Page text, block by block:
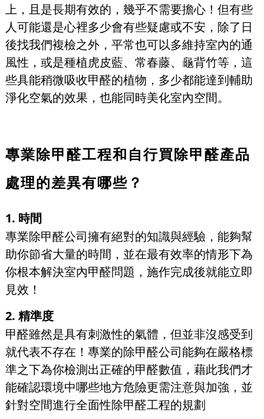
上，且是長期有效的，幾乎不需要擔心！但有些
人可能還是心裡多少會有些疑慮或不安，除了日
後找我們複檢之外，平常也可以多維持室內的通
風性，或是種植虎皮藍、常春藤、龜背竹等，這
些具能稍微吸收甲醛的植物，多少都能達到輔助
淨化空氣的效果，也能同時美化室內空間。
專業除甲醛工程和自行買除甲醛產品
處理的差異有哪些？
1. 時間
專業除甲醛公司擁有絕對的知識與經驗，能夠幫
助你節省大量的時間，並在最有效率的情形下為
你根本解決室內甲醛問題，施作完成後就能立即
見效！
2. 精準度
甲醛雖然是具有刺激性的氣體，但並非沒感受到
就代表不存在！專業的除甲醛公司能夠在嚴格標
準之下為你檢測出正確的甲醛數值，藉此我們才
能確認環境中哪些地方危險更需注意與加強，並
針對空間進行全面性除甲醛工程的規劃